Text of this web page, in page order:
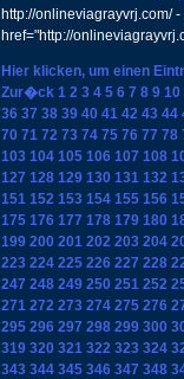
http://onlineviagrayvrj.com/
href="http://
Hier klicken, um einen
Zur�ck 1 2 3 4 5 6 7 8 9 10
36 37 38 39 40 41 42 43 44
70 71 72 73 74 75 76 77 78
103 104 105 106 107 108
127 128 129 130 131 132
151 152 153 154 155 156
175 176 177 178 179 180
199 200 201 202 203 204
223 224 225 226 227 228
247 248 249 250 251 252
271 272 273 274 275 276
295 296 297 298 299 300
319 320 321 322 323 324
343 344 345 346 347 348